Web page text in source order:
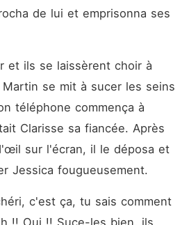
de lui et emprisonna ses
et ils se laissèrent choir à
se mit à sucer les seins
téléphone commença à
Clarisse sa fiancée. Après
sur l'écran, il le déposa et
Jessica fougueusement.
!! Oui !! Suce-les bien, ils